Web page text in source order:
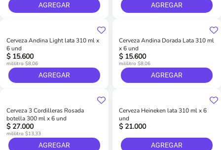
AGREGAR AGREGAR
Cerveza Andina Light lata 310 ml x
6 und
$ 15.600
mililitro $8,06
AGREGAR
Cerveza Andina Dorada Lata 310 ml
x 6 und
$ 15.600
mililitro $8,06
AGREGAR
Cerveza 3 Cordilleras Rosada
botella 300 ml x 6 und
$ 27.000
mililitro $13,33
AGREGAR
Cerveza Heineken lata 310 ml x 6
und
$ 21.000
AGREGAR